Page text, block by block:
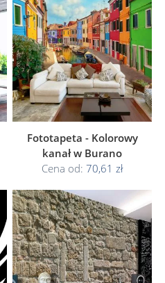
Fototapeta - Kolorowy
kanał w Burano
Cena od: 70,61 zł